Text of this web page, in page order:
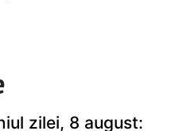
zilei, 8 august: